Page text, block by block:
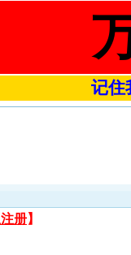
记住
册】